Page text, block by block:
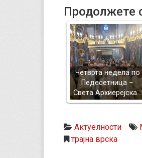
Продолжете
Четврта недела по
Педесетница –
Света Архиерејска…
Актуелности
трајна врска